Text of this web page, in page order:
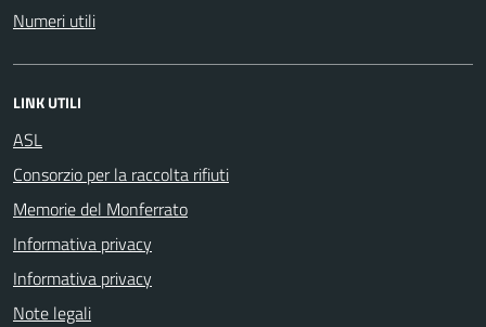
Numeri utili
LINK UTILI
ASL
Consorzio per la raccolta rifiuti
Memorie del Monferrato
Informativa privacy
Informativa privacy
Note legali